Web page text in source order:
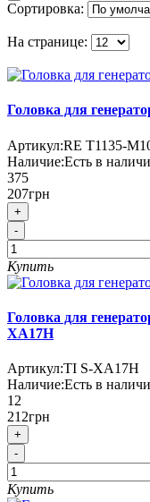
Сортировка:
На странице:
Головка для
Артикул:RE T1135-
Наличие:Есть в
375
207грн
+
-
Купить
Головка для
XA17H
Артикул:TI S-XA17H
Наличие:Есть в
12
212грн
+
-
Купить